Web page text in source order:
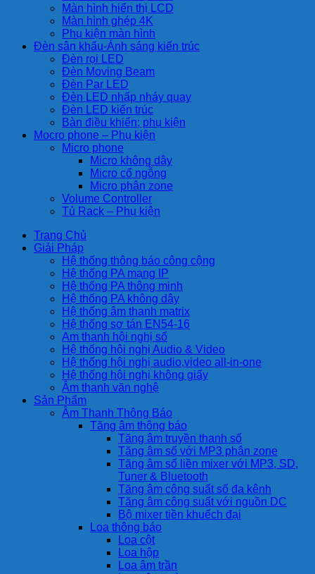
Màn hình hiển thị LCD
Màn hình ghép 4K
Phụ kiện màn hình
Đèn sân khấu-Ánh sáng kiến trúc
Đèn rọi LED
Đèn Moving Beam
Đèn Par LED
Đèn LED nhấp nháy quay
Đèn LED kiến trúc
Bàn điều khiển; phụ kiện
Mocro phone – Phụ kiện
Micro phone
Micro không dây
Micro cổ ngỗng
Micro phân zone
Volume Controller
Tủ Rack – Phụ kiện
Trang Chủ
Giải Pháp
Hệ thống thông báo công cộng
Hệ thống PA mạng IP
Hệ thống PA thông minh
Hệ thống PA không dây
Hệ thống âm thanh matrix
Hệ thống sơ tán EN54-16
Am thanh hội nghị số
Hệ thống hội nghị Audio & Video
Hệ thống hội nghị audio,video all-in-one
Hệ thống hội nghị không giấy
Âm thanh văn nghệ
Sản Phẩm
Âm Thanh Thông Báo
Tăng âm thông báo
Tăng âm truyền thanh số
Tăng âm số với MP3 phân zone
Tăng âm số liền mixer với MP3, SD,
Tuner & Bluetooth
Tăng âm công suất số đa kênh
Tăng âm công suất với nguồn DC
Bộ mixer tiền khuếch đại
Loa thông báo
Loa cột
Loa hộp
Loa âm trần